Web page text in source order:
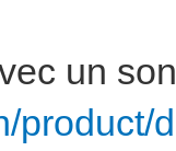
un
product/